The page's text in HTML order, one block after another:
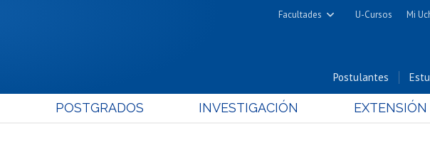
Facultades
Cs. Físicas y Matemáticas
Cs. Químicas y Farmacéuticas
U-Cursos Mi
Postulantes
POSTGRADOS INVESTIGACIÓN EXTENSIÓN